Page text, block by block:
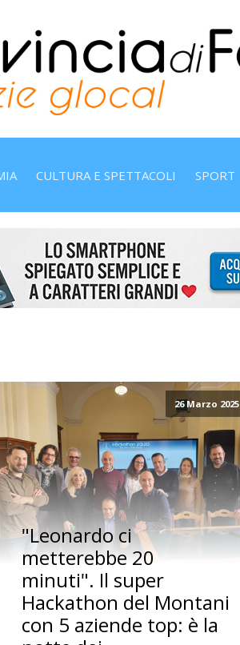
CULTURA E SPETTACOLI SPORT
26 Marzo 2025
"Leonardo ci
metterebbe 20
minuti". Il super
Hackathon del Montani
con 5 aziende top: è la